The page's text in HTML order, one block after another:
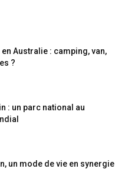
Australie : camping, van,
?
: un parc national au
un mode de vie en synergie